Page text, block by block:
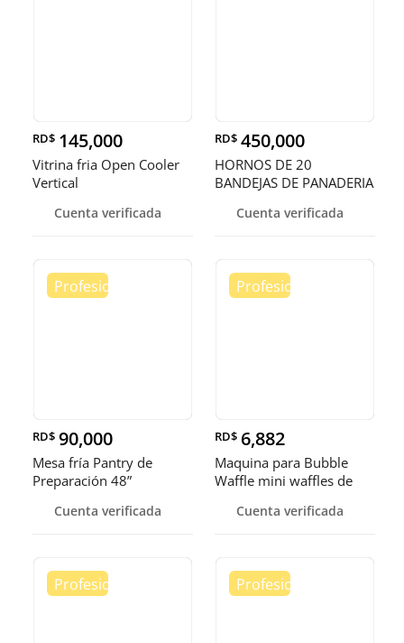
RD$ 145,000
Vitrina fria Open Cooler
Vertical
Cuenta verificada
RD$ 450,000
HORNOS DE 20
BANDEJAS DE PANADERIA
Cuenta verificada
RD$ 90,000
Mesa fría Pantry de
Preparación 48”
Cuenta verificada
RD$ 6,882
Maquina para Bubble
Waffle mini waffles de
Cuenta verificada